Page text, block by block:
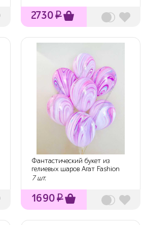
2730₽
Фантастический букет из
гелиевых шаров Агат Fashion
7 шт.
1690₽